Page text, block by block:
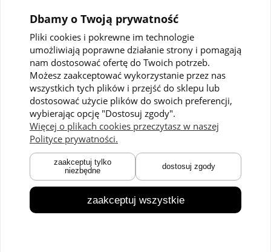
Pomoc
Polityka prywatności
Regulaminy
Kontakt
Moje konto
Twoje zamówienia
Ustawienia konta
Przechowalnia
Płatności i dostawa
Zwroty i reklamacje
O nas
O marce
Technologie
Blog
Dbamy o Twoją prywatność
Pliki cookies i pokrewne im technologie
umożliwiają poprawne działanie strony i pomagają
nam dostosować ofertę do Twoich potrzeb.
Możesz zaakceptować wykorzystanie przez nas
wszystkich tych plików i przejść do sklepu lub
dostosować użycie plików do swoich preferencji,
wybierając opcję "Dostosuj zgody".
Więcej o plikach cookies przeczytasz w naszej
Polityce prywatności.
zaakceptuj tylko
niezbędne
dostosuj zgody
zaakceptuj wszystkie